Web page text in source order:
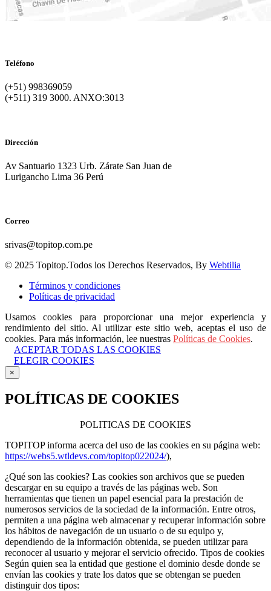
Teléfono
(+51) 998369059
(+511) 319 3000. ANXO:3013
Dirección
Av Santuario 1323 Urb. Zárate San Juan de
Lurigancho Lima 36 Perú
Correo
srivas@topitop.com.pe
© 2025 Topitop.Todos los Derechos Reservados, By Webtilia
Términos y condiciones
Políticas de privacidad
Usamos cookies para proporcionar una mejor experiencia y
rendimiento del sitio. Al utilizar este sitio web, aceptas el uso de
cookies. Para más información, lee nuestras Políticas de Cookies.
ACEPTAR TODAS LAS COOKIES
ELEGIR COOKIES
×
POLÍTICAS DE COOKIES
POLITICAS DE COOKIES
TOPITOP informa acerca del uso de las cookies en su página web:
https://webs5.wtldevs.com/topitop022024/),
¿Qué son las cookies? Las cookies son archivos que se pueden
descargar en su equipo a través de las páginas web. Son
herramientas que tienen un papel esencial para la prestación de
numerosos servicios de la sociedad de la información. Entre otros,
permiten a una página web almacenar y recuperar información sobre
los hábitos de navegación de un usuario o de su equipo y,
dependiendo de la información obtenida, se pueden utilizar para
reconocer al usuario y mejorar el servicio ofrecido. Tipos de cookies
Según quien sea la entidad que gestione el dominio desde donde se
envían las cookies y trate los datos que se obtengan se pueden
distinguir dos tipos: